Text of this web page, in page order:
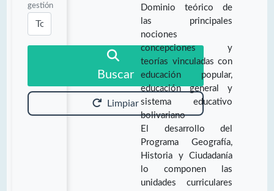
gestión
Buscar
Limpiar
Dominio teórico de
las principales
nociones
concepciones y
teorías vinculadas con
educación popular,
educación general y
sistema educativo
bolivariano
El desarrollo del
Programa Geografía,
Historia y Ciudadanía
lo componen las
unidades curriculares